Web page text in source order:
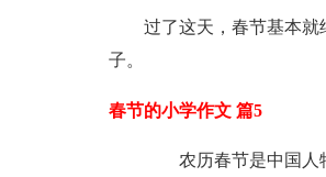
过了这天，春节基本就
子。
春节的小学作文 篇5
农历春节是中国人特